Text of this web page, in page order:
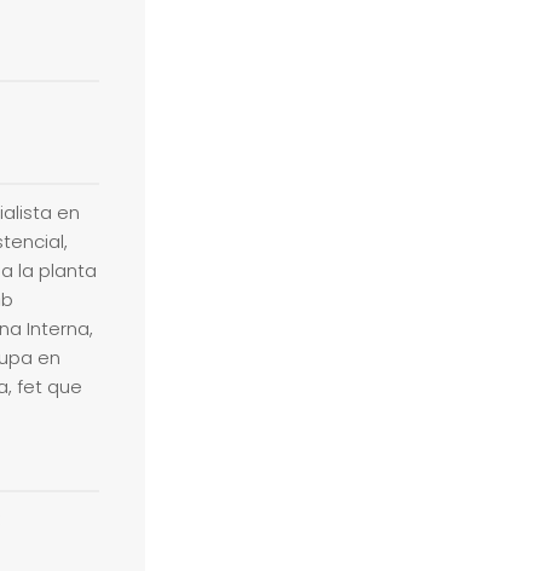
en
la planta
Interna,
en
fet que